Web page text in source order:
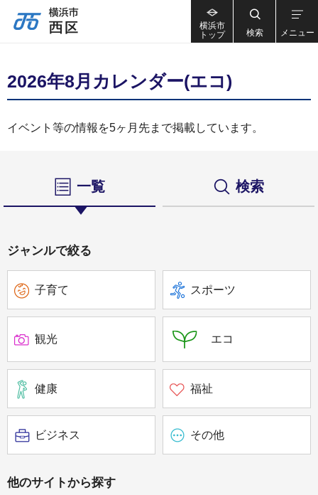
横浜市
トップ
検索 メニュー
2026年8月カレンダー(エコ)
イベント等の情報を5ヶ月先まで掲載しています。
一覧 検索
ジャンルで絞る
子育て スポーツ
観光 エコ
健康 福祉
ビジネス その他
他のサイトから探す